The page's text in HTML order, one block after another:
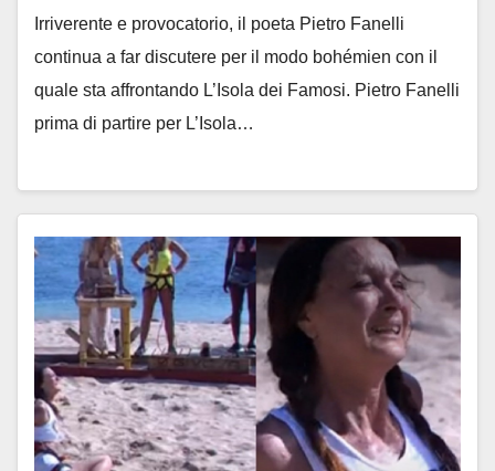
Irriverente e provocatorio, il poeta Pietro Fanelli
continua a far discutere per il modo bohémien con il
quale sta affrontando L’Isola dei Famosi. Pietro Fanelli
prima di partire per L’Isola…